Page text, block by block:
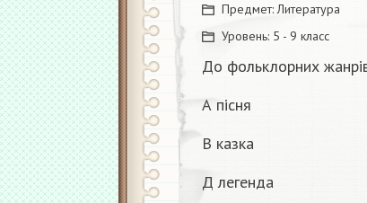
Предмет:Литература
Уровень: 5 - 9 класс
До фольклорних
А пісня
В казка
Д легенда